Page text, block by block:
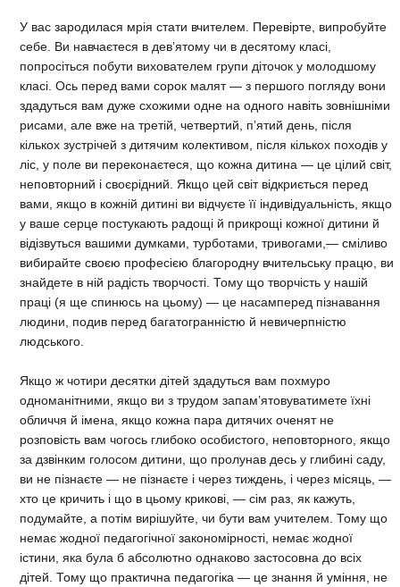
У вас зародилася мрія стати вчителем. Перевірте, випробуйте
себе. Ви навчаєтеся в дев’ятому чи в десятому класі,
попросіться побути вихователем групи діточок у молодшому
класі. Ось перед вами сорок малят — з першого погляду вони
здадуться вам дуже схожими одне на одного навіть зовнішніми
рисами, але вже на третій, четвертий, п’ятий день, після
кількох зустрічей з дитячим колективом, після кількох походів у
ліс, у поле ви переконаєтеся, що кожна дитина — це цілий світ,
неповторний і своєрідний. Якщо цей світ відкриється перед
вами, якщо в кожній дитині ви відчуєте її індивідуальність, якщо
у ваше серце постукають радощі й прикрощі кожної дитини й
відізвуться вашими думками, турботами, тривогами,— сміливо
вибирайте своєю професією благородну вчительську працю, ви
знайдете в ній радість творчості. Тому що творчість у нашій
праці (я ще спинюсь на цьому) — це насамперед пізнавання
людини, подив перед багатогранністю й невичерпністю
людського.
Якщо ж чотири десятки дітей здадуться вам похмуро
одноманітними, якщо ви з трудом запам’ятовуватимете їхні
обличчя й імена, якщо кожна пара дитячих оченят не
розповість вам чогось глибоко особистого, неповторного, якщо
за дзвінким голосом дитини, що пролунав десь у глибині саду,
ви не пізнаєте — не пізнаєте і через тиждень, і через місяць, —
хто це кричить і що в цьому крикові, — сім раз, як кажуть,
подумайте, а потім вирішуйте, чи бути вам учителем. Тому що
немає жодної педагогічної закономірності, немає жодної
істини, яка була б абсолютно однаково застосовна до всіх
дітей. Тому що практична педагогіка — це знання й уміння, не